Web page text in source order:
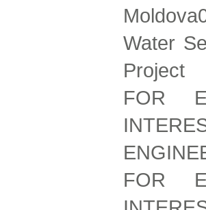
Water
Project
FOR
FOR